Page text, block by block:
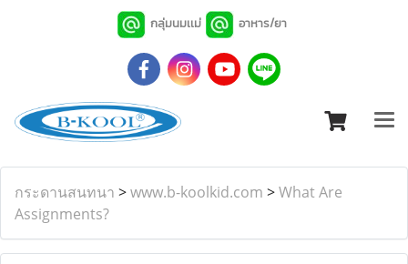
กลุ่มนมเเม่ อาหาร/ยา
กระดานสนทนา >www.b-koolkid.com >What Are
Assignments?